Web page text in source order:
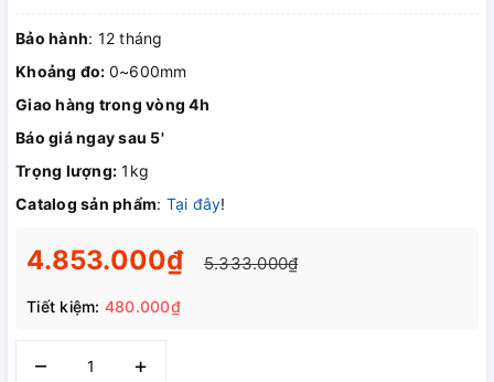
Bảo hành: 12 tháng
Khoảng đo: 0~600mm
Giao hàng trong vòng 4h
Báo giá ngay sau 5'
Trọng lượng: 1kg
Catalog sản phẩm: Tại đây!
4.853.000₫ 5.333.000₫
Tiết kiệm: 480.000₫
– +